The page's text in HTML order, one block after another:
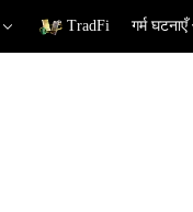
TradFi गर्म घटनाएँ